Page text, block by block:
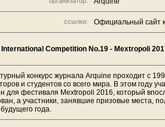
ссылки: Официальный сайт
Competition No.19 - Mextropoli
конкурс журнала Arquine проходит с
и студентов со всего мира. В этом году
для фестиваля Mextropoli 2016, который
а участники, занявшие призовые места,
года.